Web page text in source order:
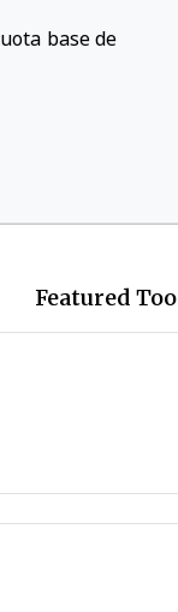
base de
Featured